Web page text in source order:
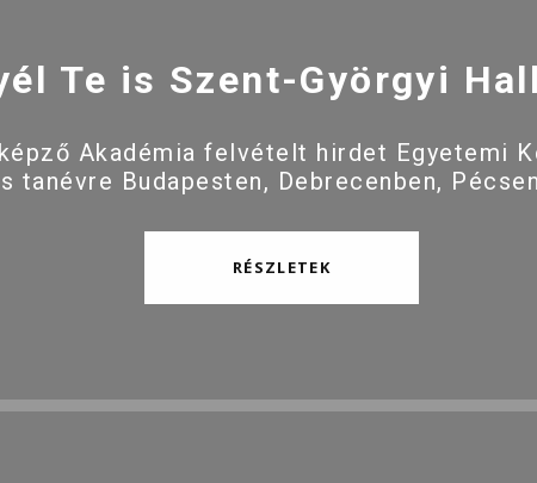
Te is Szent-Györgyi
Akadémia felvételt hirdet Egyetemi
tanévre Budapesten, Debrecenben,
RÉSZLETEK